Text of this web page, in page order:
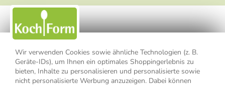
Wir verwenden Cookies sowie ähnliche Technologien (z. B.
Geräte-IDs), um Ihnen ein optimales Shoppingerlebnis zu
bieten, Inhalte zu personalisieren und personalisierte sowie
nicht personalisierte Werbung anzuzeigen. Dabei können
nicht erkennbar, welche konkrete Person geklickt hat. Diese
Einwilligung zur Nutzung meiner E-Mail- Adresse für Werbezwecke
kann ich jederzeit mit Wirkung für die Zukunft widerrufen, indem ich
den Link "Abmelden" am Ende des Newsletters anklicke oder die
Option Newsletter im Mitgliederbereich deaktiviere. Die
Datenschutzerklärung
habe ich zur Kenntnis genommen.
Impressum Datenschutzerklärung AGB